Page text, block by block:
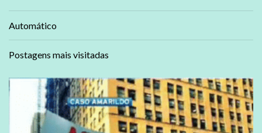
Automático
Postagens mais visitadas